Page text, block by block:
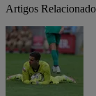
Artigos